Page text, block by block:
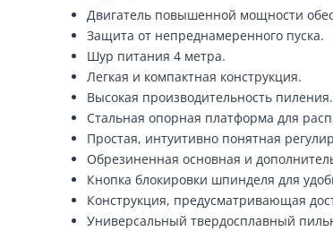
Двигатель повышенной мощности
Защита от непреднамеренного пуска.
Шур питания 4 метра.
Легкая и компактная конструкция.
Высокая производительность пиления.
Стальная опорная платформа для
Простая, интуитивно понятная
Обрезиненная основная и
Кнопка блокировки шпинделя для
Конструкция, предусматривающая
Универсальный твердосплавный